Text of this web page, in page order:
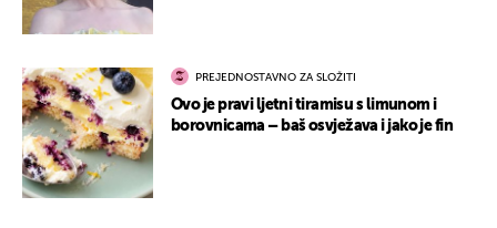
PREJEDNOSTAVNO ZA SLOŽITI
Ovo je pravi ljetni tiramisu s limunom i
borovnicama – baš osvježava i jako je fin